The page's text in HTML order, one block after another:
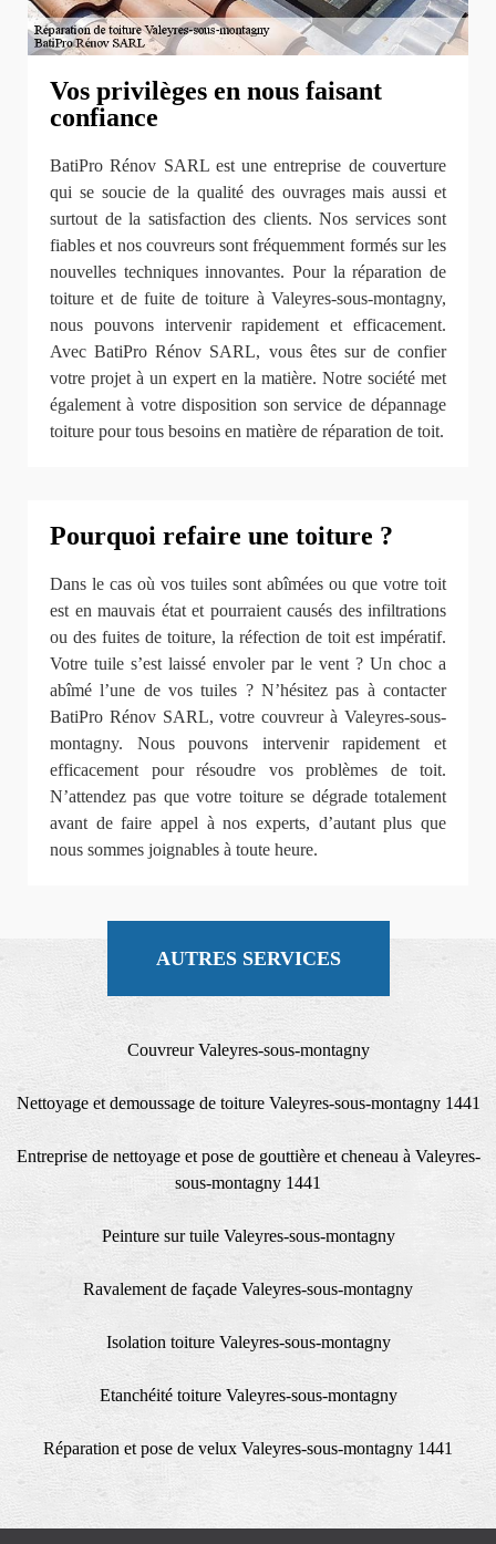
Vos privilèges en nous faisant
confiance
BatiPro Rénov SARL est une entreprise de couverture
qui se soucie de la qualité des ouvrages mais aussi et
surtout de la satisfaction des clients. Nos services sont
fiables et nos couvreurs sont fréquemment formés sur les
nouvelles techniques innovantes. Pour la réparation de
toiture et de fuite de toiture à Valeyres-sous-montagny,
nous pouvons intervenir rapidement et efficacement.
Avec BatiPro Rénov SARL, vous êtes sur de confier
votre projet à un expert en la matière. Notre société met
également à votre disposition son service de dépannage
toiture pour tous besoins en matière de réparation de toit.
Pourquoi refaire une toiture ?
Dans le cas où vos tuiles sont abîmées ou que votre toit
est en mauvais état et pourraient causés des infiltrations
ou des fuites de toiture, la réfection de toit est impératif.
Votre tuile s’est laissé envoler par le vent ? Un choc a
abîmé l’une de vos tuiles ? N’hésitez pas à contacter
BatiPro Rénov SARL, votre couvreur à Valeyres-sous-
montagny. Nous pouvons intervenir rapidement et
efficacement pour résoudre vos problèmes de toit.
N’attendez pas que votre toiture se dégrade totalement
avant de faire appel à nos experts, d’autant plus que
nous sommes joignables à toute heure.
AUTRES SERVICES
Couvreur Valeyres-sous-montagny
Nettoyage et demoussage de toiture Valeyres-sous-montagny 1441
Entreprise de nettoyage et pose de gouttière et cheneau à Valeyres-
sous-montagny 1441
Peinture sur tuile Valeyres-sous-montagny
Ravalement de façade Valeyres-sous-montagny
Isolation toiture Valeyres-sous-montagny
Etanchéité toiture Valeyres-sous-montagny
Réparation et pose de velux Valeyres-sous-montagny 1441